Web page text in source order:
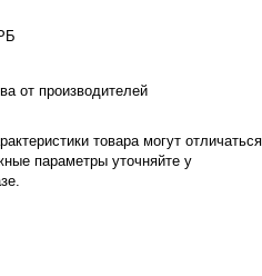
от производителей
товара могут отличаться
параметры уточняйте у